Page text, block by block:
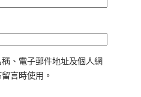
、電子郵件地址及個人網
言時使用。